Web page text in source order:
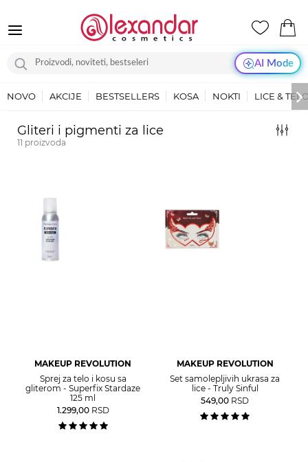
AI Mode
NOVO AKCIJE BESTSELLERS KOSA NOKTI LICE &
Gliteri i pigmenti za lice
11 proizvoda
MAKEUP REVOLUTION
Sprej za telo i kosu sa
gliterom - Superfix Stardaze
125 ml
1.299,00 RSD
MAKEUP REVOLUTION
Set samolepljivih ukrasa za
lice - Truly Sinful
549,00 RSD